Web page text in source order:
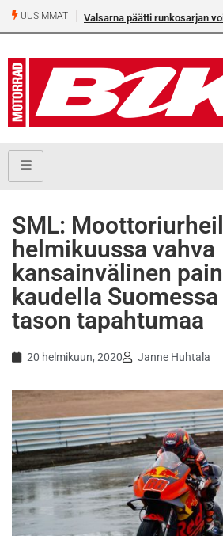
UUSIMMAT Valsarna päätti runkosarjan
SML:
helmikuussa vahva
kansainvälinen
kaudella
tason tapahtumaa
20 helmikuun, 2020 Janne Huhtala